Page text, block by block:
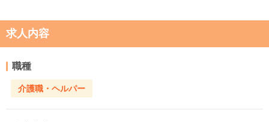
求人内容
職種
介護職・ヘルパー